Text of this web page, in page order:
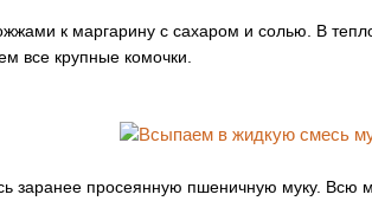
к маргарину с сахаром и солью. В
все крупные комочки.
заранее просеянную пшеничную муку. Всю